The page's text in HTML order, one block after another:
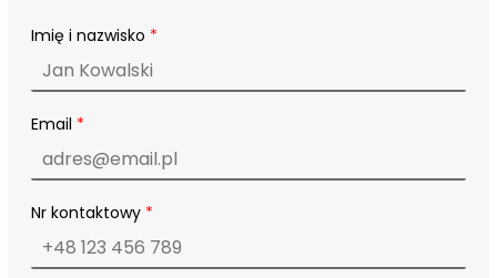
Imię i nazwisko *
Email *
Nr kontaktowy *